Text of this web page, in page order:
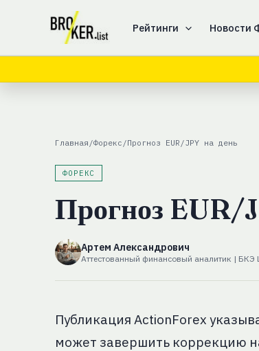
содержимому
Рейтинги Новости
Главная /Форекс /Прогноз EUR/JPY на день
ФОРЕКС
Прогноз EUR/
Артем Александрович
Аттестованный финансовый аналитик |
Публикация ActionForex
может завершить коррекцию